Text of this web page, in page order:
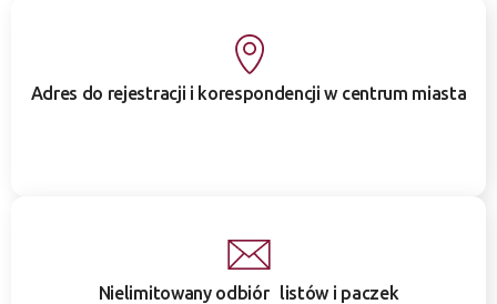
Adres do rejestracji i korespondencji w centrum miasta
Nielimitowany odbiór listów i paczek